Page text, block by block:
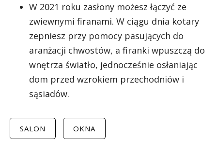
W 2021 roku zasłony możesz łączyć ze
zwiewnymi firanami. W ciągu dnia kotary
zepniesz przy pomocy pasujących do
aranżacji chwostów, a firanki wpuszczą do
wnętrza światło, jednocześnie osłaniając
dom przed wzrokiem przechodniów i
sąsiadów.
SALON OKNA